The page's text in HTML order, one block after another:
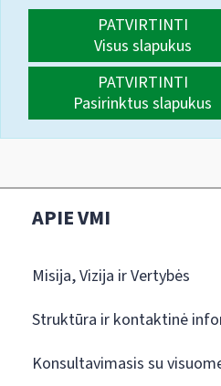
PATVIRTINTI
Visus slapukus
PATVIRTINTI
Pasirinktus slapukus
APIE VMI
Misija, Vizija ir Vertybės
Struktūra ir kontaktinė
Konsultavimasis su